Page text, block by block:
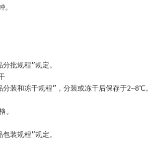
。
分批规程”规定。
品分装和冻干规程”，分装或冻干后保存于2~8℃。
。
包装规程”规定。